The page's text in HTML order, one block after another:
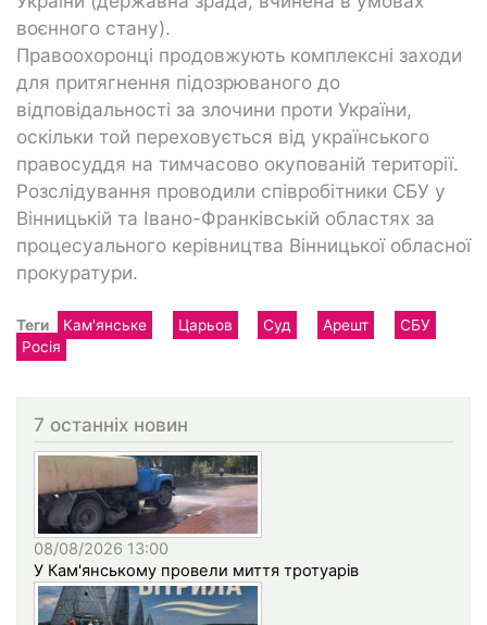
воєнного стану).
Правоохоронці продовжують комплексні заходи
для притягнення підозрюваного до
відповідальності за злочини проти України,
оскільки той переховується від українського
правосуддя на тимчасово окупованій території.
Розслідування проводили співробітники СБУ у
Вінницькій та Івано-Франківській областях за
процесуального керівництва Вінницької обласної
прокуратури.
Теги Кам'янське Царьов Суд Арешт
СБУ
Росія
7 останніх новин
08/08/2026 13:00
У Кам'янському провели миття тротуарів